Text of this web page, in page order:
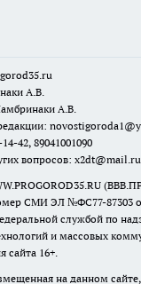
u
А.В.
А.В.
42, 89041001090
вопросов: x2dt@mail.ru
СМИ ЭЛ №ФС77-87303
службой по
и массовых
сайта 16+.
на данном сайте,